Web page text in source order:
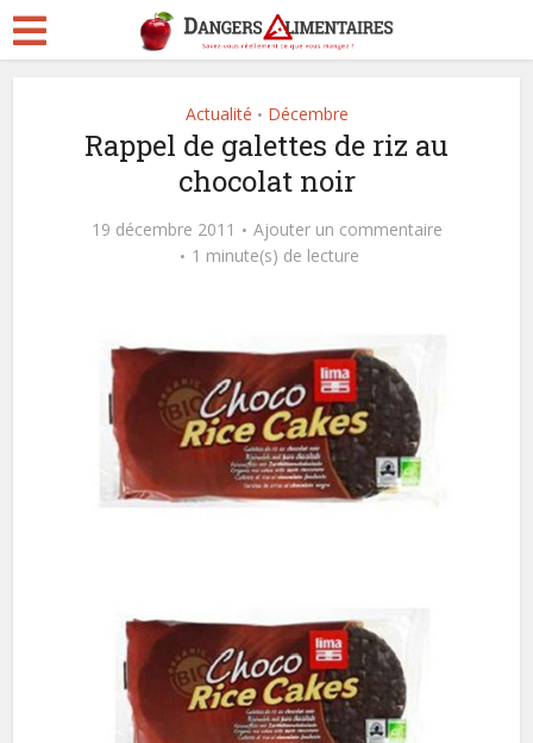
Actualité • Décembre
Rappel de galettes de riz au
chocolat noir
19 décembre 2011
Ajouter un commentaire
1 minute(s) de lecture